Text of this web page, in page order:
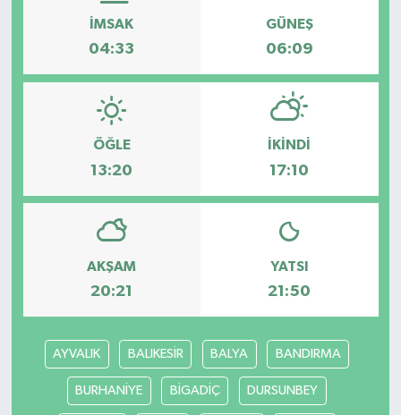
İMSAK
04:33
GÜNEŞ
06:09
ÖĞLE
13:20
İKINDI
17:10
AKŞAM
20:21
YATSI
21:50
AYVALIK BALIKESİR BALYA BANDIRMA
BURHANİYE BİGADİÇ DURSUNBEY